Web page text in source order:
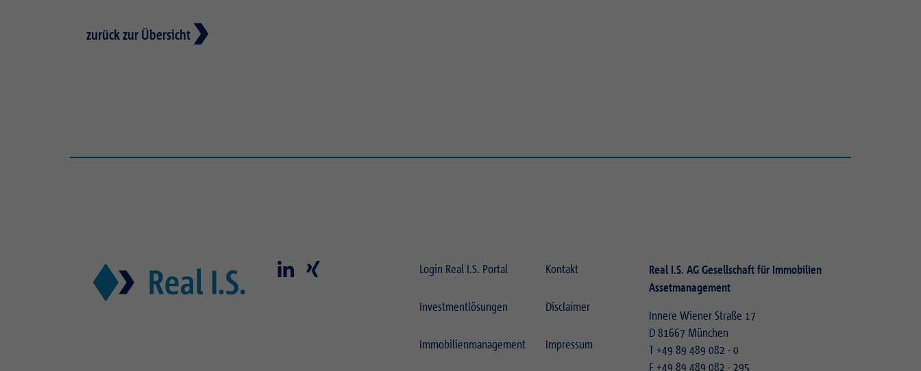
zurück zur Übersicht
Login Real I.S. Portal
Investmentlösungen
Immobilienmanagement
Kontakt
Disclaimer
Impressum
Real I.S. AG Gesellschaft für Immobilien
Assetmanagement
Innere Wiener Straße 17
D 81667 München
T +49 89 489 082 - 0
F +49 89 489 082 - 295